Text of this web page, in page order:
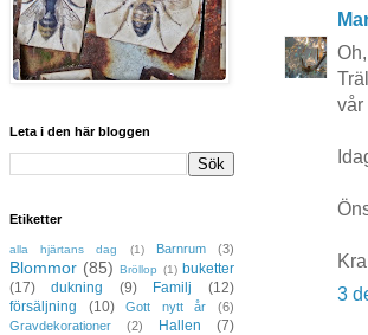
vår
3
Leta i den här bloggen
Etiketter
alla hjärtans dag (1) Barnrum (3)
Blommor (85) Bröllop (1) buketter
(17)
dukning (9) Familj
(12)
försäljning
(10) Gott nytt år
(6)
Gravdekorationer
(2) Hallen (7)